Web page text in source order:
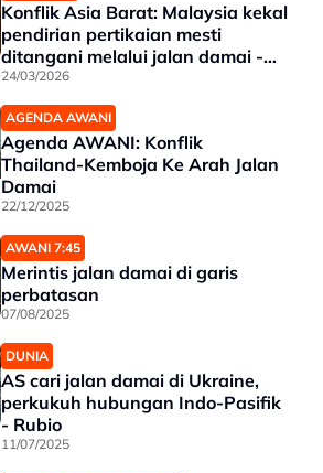
Konflik Asia Barat: Malaysia kekal
pendirian pertikaian mesti
ditangani melalui jalan damai -
PM Anwar
24/03/2026
AGENDA AWANI
Agenda AWANI: Konflik
Thailand-Kemboja Ke Arah Jalan
Damai
22/12/2025
AWANI 7:45
Merintis jalan damai di garis
perbatasan
07/08/2025
DUNIA
AS cari jalan damai di Ukraine,
perkukuh hubungan Indo-Pasifik
- Rubio
11/07/2025